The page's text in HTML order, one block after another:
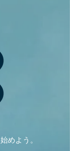
めよう。